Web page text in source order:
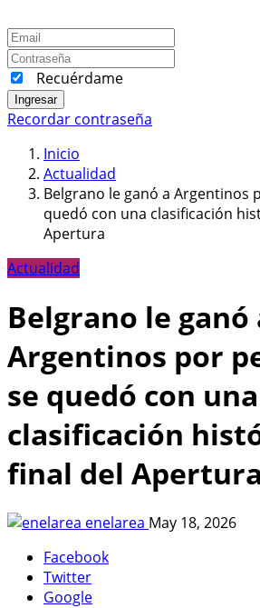
Recuérdame
Ingresar
Recordar contraseña
Inicio
Actualidad
Belgrano le ganó a Argentinos
quedó con una clasificación
Apertura
Actualidad
Belgrano le ganó
Argentinos por
se quedó con una
clasificación
final del Apertura
enelarea May 18, 2026
Facebook
Twitter
Google